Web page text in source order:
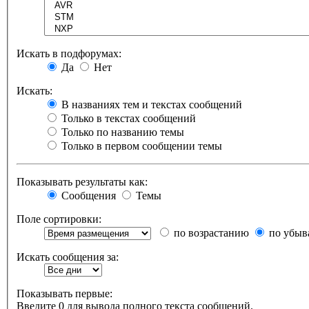
Искать в подфорумах:
Да
Нет
Искать:
В названиях тем и текстах сообщений
Только в текстах сообщений
Только по названию темы
Только в первом сообщении темы
Показывать результаты как:
Сообщения
Темы
Поле сортировки:
по возрастанию
по
Искать сообщения за:
Показывать первые:
Введите 0 для вывода полного текста сообщений.